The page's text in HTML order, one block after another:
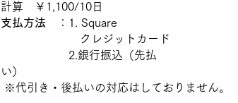
計算 ￥1,100/10日
支払方法 ：1. Square
クレジットカード
2.銀行振込（先払
※代引き・後払いの対応はしておりません。